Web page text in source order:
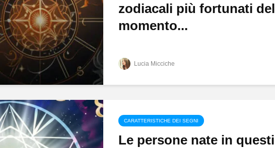
zodiacali più fortunati del
momento...
Lucia Micciche
CARATTERISTICHE DEI SEGNI
Le persone nate in questi